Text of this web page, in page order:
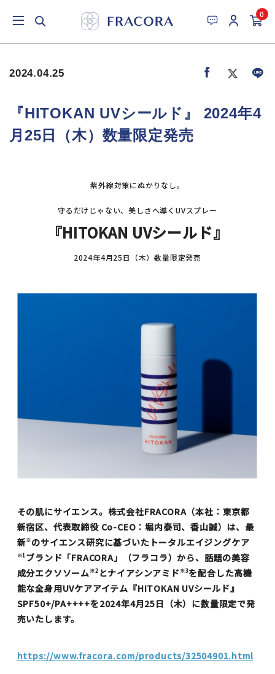
0
2024.04.25
『HITOKAN UVシールド』 2024年4
月25日（木）数量限定発売
紫外線対策にぬかりなし。
守るだけじゃない、美しさへ導くUVスプレー
『HITOKAN UVシールド』
2024年4月25日（木）数量限定発売
その肌にサイエンス。株式会社FRACORA（本社：東京都
新宿区、代表取締役 Co-CEO：堀内泰司、香山誠）は、最
新※のサイエンス研究に基づいたトータルエイジングケア
※1 ブランド「FRACORA」（フラコラ）から、話題の美容
成分エクソソーム※2 とナイアシンアミド ※3を配合した高機
能な全身用UVケアアイテム『HITOKAN UVシールド』
SPF50+/PA++++を2024年4月25日（木）に数量限定で発
売いたします。
https://www.fracora.com/products/32504901.html